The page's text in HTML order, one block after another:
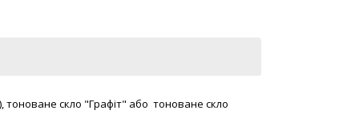
тоноване скло "Графіт" або тоноване скло